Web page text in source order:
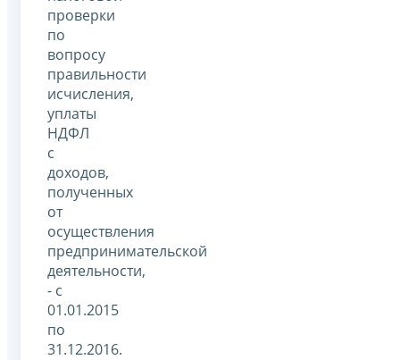
проверки
по
вопросу
правильности
исчисления,
уплаты
НДФЛ
с
доходов,
полученных
от
осуществления
предпринимательской
деятельности,
- с
01.01.2015
по
31.12.2016.